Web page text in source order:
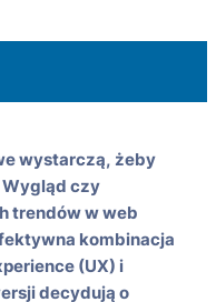
wystarczą, żeby
czy
trendów w web
kombinacja
(UX) i
decydują o